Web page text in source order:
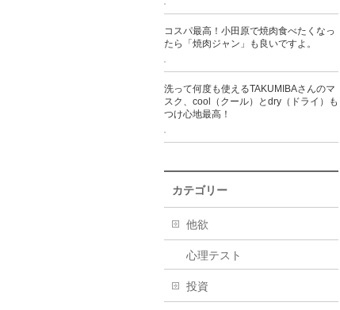
コスパ最高！小田原で焼肉食べたくなっ
たら「焼肉ジャン」も良いですよ。
洗って何度も使えるTAKUMIBAさんのマ
スク、cool（クール）とdry（ドライ）も
つけ心地最高！
カテゴリー
他欲
心理テスト
投資